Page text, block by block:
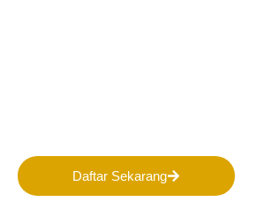
Daftar Sekarang